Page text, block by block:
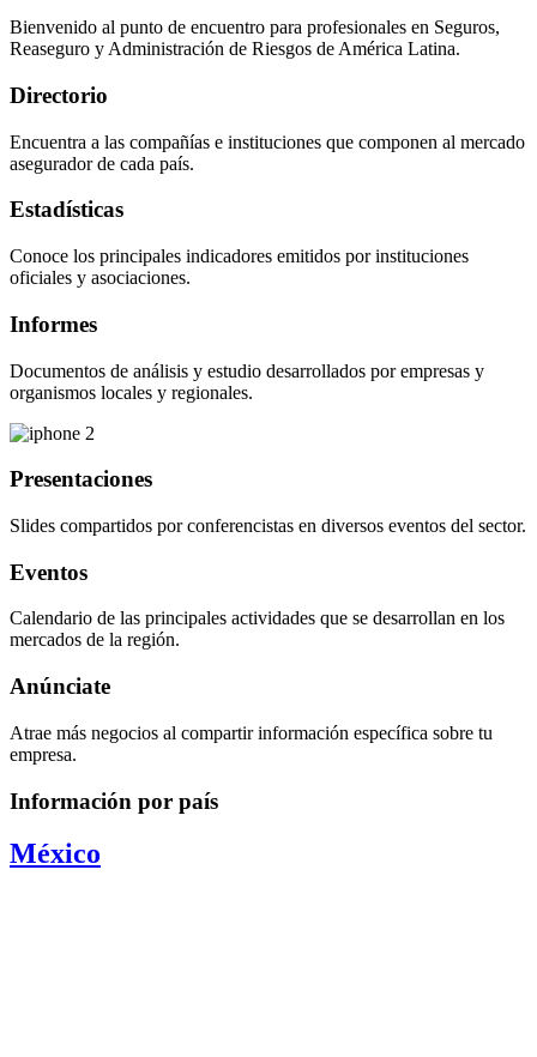
Bienvenido al punto de encuentro para profesionales en Seguros,
Reaseguro y Administración de Riesgos de América Latina.
Directorio
Encuentra a las compañías e instituciones que componen al mercado
asegurador de cada país.
Estadísticas
Conoce los principales indicadores emitidos por instituciones
oficiales y asociaciones.
Informes
Documentos de análisis y estudio desarrollados por empresas y
organismos locales y regionales.
Presentaciones
Slides compartidos por conferencistas en diversos eventos del sector.
Eventos
Calendario de las principales actividades que se desarrollan en los
mercados de la región.
Anúnciate
Atrae más negocios al compartir información específica sobre tu
empresa.
Información por país
México